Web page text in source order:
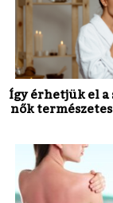
Így érhetjük el a
nők